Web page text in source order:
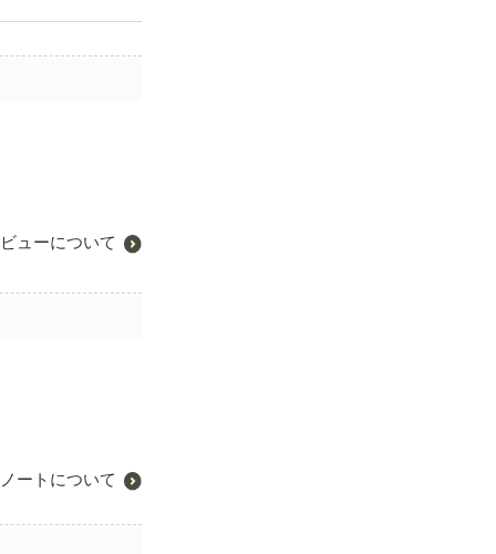
ューについて
ートについて